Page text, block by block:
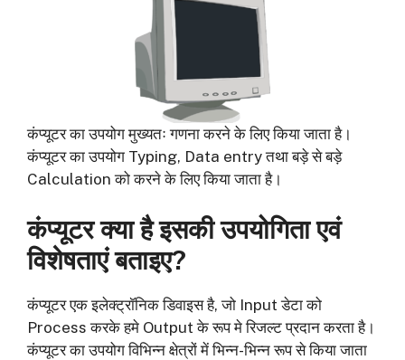
कंप्यूटर का उपयोग मुख्यतः गणना करने के लिए किया जाता है।
कंप्यूटर का उपयोग Typing, Data entry तथा बड़े से बड़े
Calculation को करने के लिए किया जाता है।
कंप्यूटर क्या है इसकी उपयोगिता एवं
विशेषताएं बताइए?
कंप्यूटर एक इलेक्ट्रॉनिक डिवाइस है, जो Input डेटा को
Process करके हमे Output के रूप मे रिजल्ट प्रदान करता है।
कंप्यूटर का उपयोग विभिन्न क्षेत्रों में भिन्न-भिन्न रूप से किया जाता